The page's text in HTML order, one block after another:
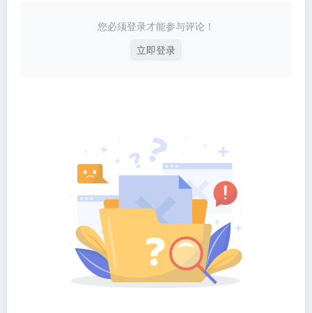
您必须登录才能参与评论！
立即登录